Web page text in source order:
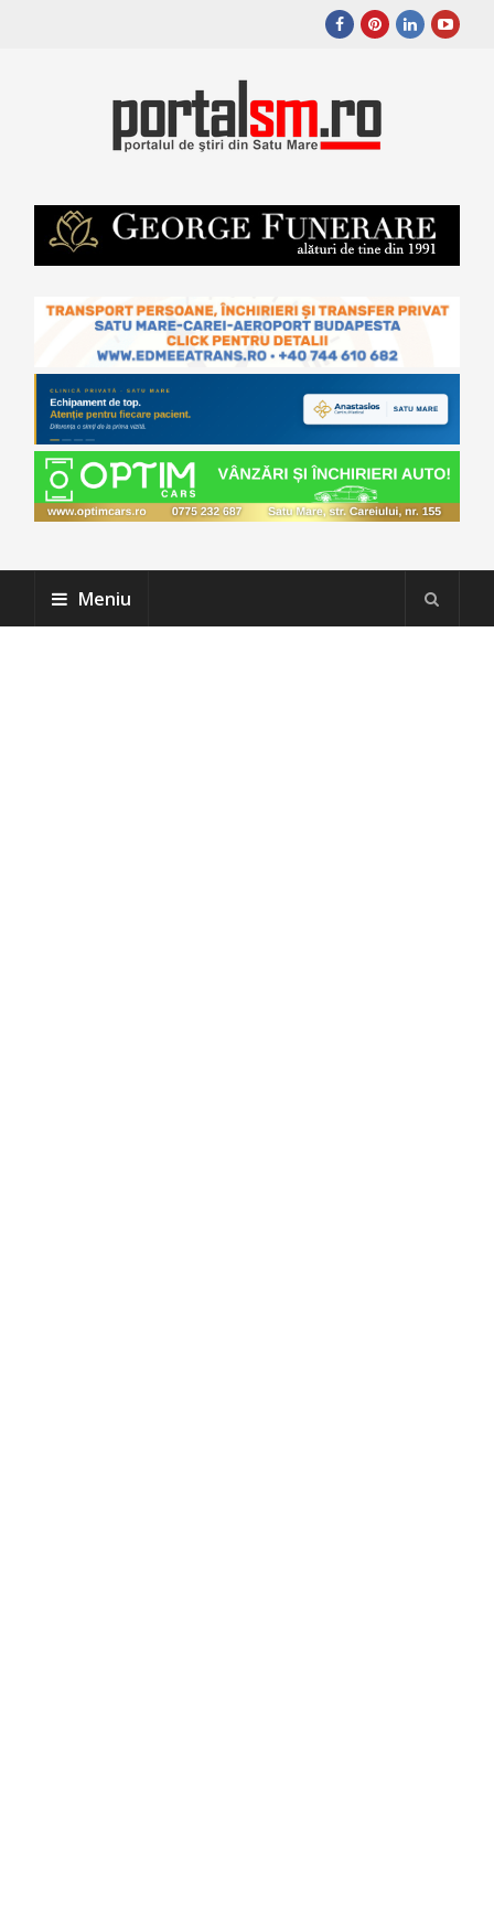
Meniu